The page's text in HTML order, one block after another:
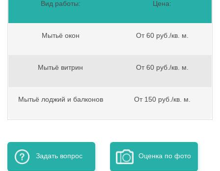
Вид работы: Цена:
Мытьё окон От 60 руб./кв. м.
Мытьё витрин От 60 руб./кв. м.
Мытьё лоджий и балконов От 150 руб./кв. м.
Задать вопрос Оценка по фото